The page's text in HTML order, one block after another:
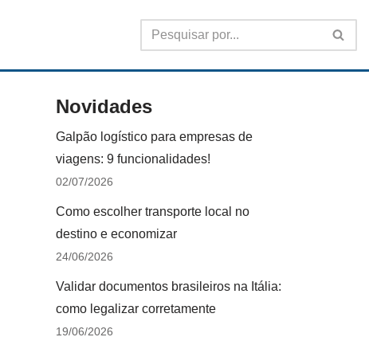
Novidades
Galpão logístico para empresas de
viagens: 9 funcionalidades!
02/07/2026
Como escolher transporte local no
destino e economizar
24/06/2026
Validar documentos brasileiros na Itália:
como legalizar corretamente
19/06/2026